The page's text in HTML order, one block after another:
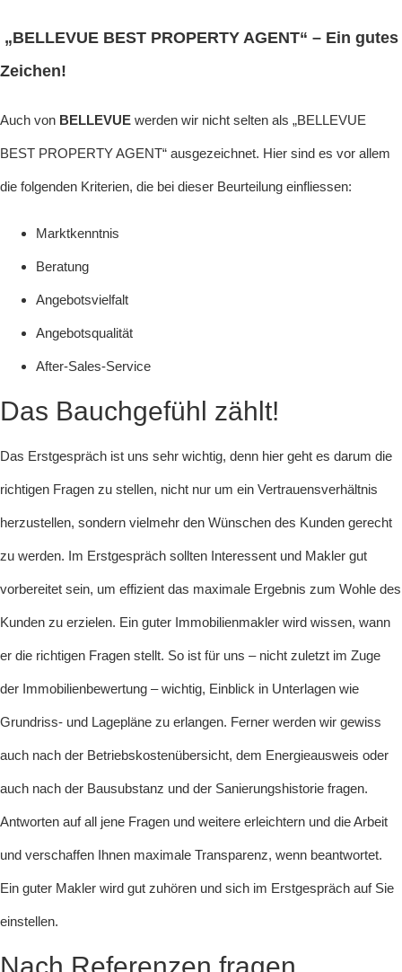
„BELLEVUE BEST PROPERTY AGENT“ – Ein gutes
Zeichen!
Auch von BELLEVUE werden wir nicht selten als „BELLEVUE
BEST PROPERTY AGENT“ ausgezeichnet. Hier sind es vor allem
die folgenden Kriterien, die bei dieser Beurteilung einfliessen:
Marktkenntnis
Beratung
Angebotsvielfalt
Angebotsqualität
After-Sales-Service
Das Bauchgefühl zählt!
Das Erstgespräch ist uns sehr wichtig, denn hier geht es darum die
richtigen Fragen zu stellen, nicht nur um ein Vertrauensverhältnis
herzustellen, sondern vielmehr den Wünschen des Kunden gerecht
zu werden. Im Erstgespräch sollten Interessent und Makler gut
vorbereitet sein, um effizient das maximale Ergebnis zum Wohle des
Kunden zu erzielen. Ein guter Immobilienmakler wird wissen, wann
er die richtigen Fragen stellt. So ist für uns – nicht zuletzt im Zuge
der Immobilienbewertung – wichtig, Einblick in Unterlagen wie
Grundriss- und Lagepläne zu erlangen. Ferner werden wir gewiss
auch nach der Betriebskostenübersicht, dem Energieausweis oder
auch nach der Bausubstanz und der Sanierungshistorie fragen.
Antworten auf all jene Fragen und weitere erleichtern und die Arbeit
und verschaffen Ihnen maximale Transparenz, wenn beantwortet.
Ein guter Makler wird gut zuhören und sich im Erstgespräch auf Sie
einstellen.